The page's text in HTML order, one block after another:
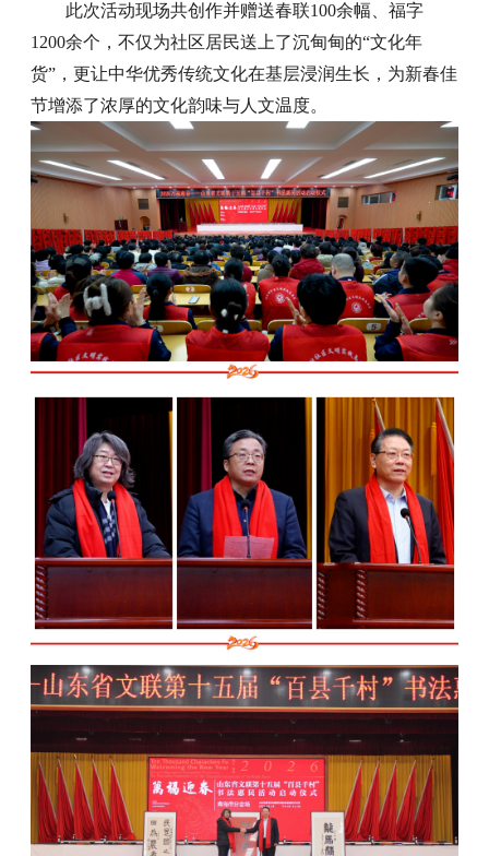
此次活动现场共创作并赠送春联100余幅、福字
1200余个，不仅为社区居民送上了沉甸甸的“文化年
货”，更让中华优秀传统文化在基层浸润生长，为新春佳
节增添了浓厚的文化韵味与人文温度。